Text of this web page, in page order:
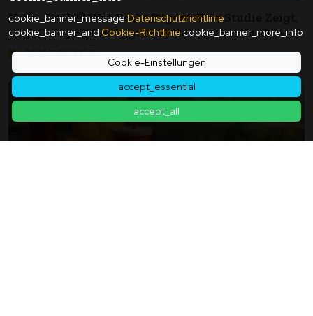
cookie_banner_messageDatenschutzrichtlinie
cookie_banner_andCookie-Richtliniecookie_banner_more_info
Cookie-Einstellungen
accept_essential
accept_all
Kann Fischöl Wut Besänftigen? Eine Studie Zeigt,
Dass Omega-3 Die Aggressivität Um Bis Zu 28 %
2026年05月27日